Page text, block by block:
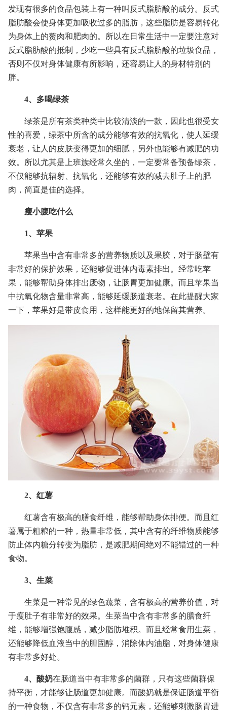
发现有很多的食品包装上有一种叫反式脂肪酸的成分。反式
脂肪酸会使身体更加吸收过多的脂肪，这些脂肪是容易转化
为身体上的赘肉和肥肉的。所以在日常生活中一定要注意对
反式脂肪酸的抵制，少吃一些具有反式脂肪酸的垃圾食品，
否则不仅对身体健康有所影响，还容易让人的身材特别的
胖。
4、多喝绿茶
绿茶是所有茶类种类中比较清淡的一款，因此也很受女
性的喜爱，绿茶中所含的成分能够有效的抗氧化，使人延缓
衰老，让人的皮肤变得更加的细腻，另外也能够有减肥的功
效。所以尤其是上班族经常久坐的，一定要常备预备绿茶，
不仅能够抗辐射、抗氧化，还能够有效的减去肚子上的肥
肉，简直是佳的选择。
瘦小腹吃什么
1、苹果
苹果当中含有非常多的营养物质以及果胶，对于肠壁有
非常好的保护效果，还能够促进体内毒素排出。经常吃苹
果，能够帮助身体排出废物，让肠胃更加健康。而且苹果当
中抗氧化物含量非常高，能够延缓肠道衰老。在此提醒大家
一下，苹果好是带皮食用，这样能更好的地保留其营养。
2、红薯
红薯含有极高的膳食纤维，能够帮助身体排便。而且红
薯属于粗粮的一种，热量非常低，其中含有的纤维物质能够
防止体内糖分转变为脂肪，是减肥期间绝对不能错过的一种
食物。
3、生菜
生菜是一种常见的绿色蔬菜，含有极高的营养价值，对
于瘦肚子有非常好的效果。生菜当中含有非常多的膳食纤
维，能够增强饱腹感，减少脂肪堆积。而且经常食用生菜，
还能够降低血液当中的胆固醇，消除体内油脂，对身体健康
有非常多好处。
4、酸奶在肠道当中有非常多的菌群，只有这些菌群保
持平衡，才能够让肠道更加健康。而酸奶就是保证肠道平衡
的一种食物，不仅含有非常多的钙元素，还能够刺激肠胃进